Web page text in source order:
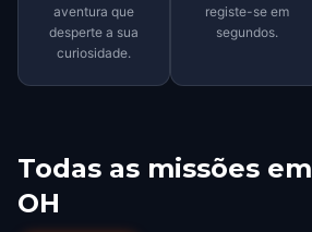
aventura que
desperte a sua
curiosidade.
registe-se em
segundos.
Todas as missões em
OH